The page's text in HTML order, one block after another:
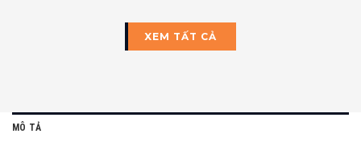
XEM TẤT CẢ
MÔ TẢ